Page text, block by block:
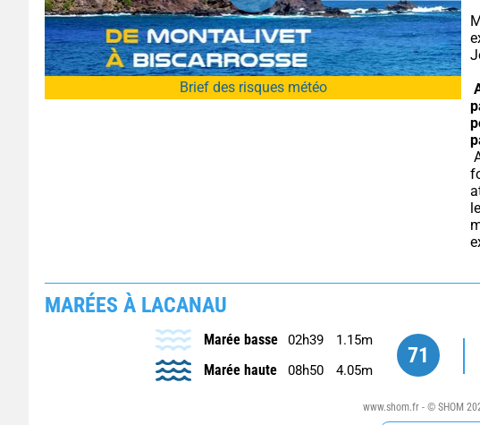
Brief des risques météo
MARÉES À LACANAU
71
Marée basse 02h39 1.15m
Marée haute 08h50 4.05m
www.shom.fr - © SHOM